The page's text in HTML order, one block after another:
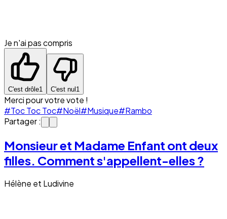
Je n'ai pas compris
C'est drôle1 C'est nul 1
Merci pour votre vote !
#Toc Toc Toc#Noël#Musique#Rambo
Partager :
Monsieur et Madame Enfant ont deux
filles. Comment s'appellent-elles ?
Hélène et Ludivine